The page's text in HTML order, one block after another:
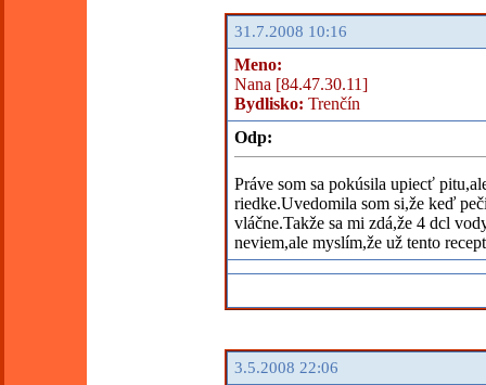
31.7.2008 10:16
Meno:
Nana [84.47.30.11]
Bydlisko: Trenčín
Odp:
Práve som sa pokúsila upiecť
riedke.Uvedomila som si,že keď
vláčne.Takže sa mi zdá,že 4 dcl
neviem,ale myslím,že už tento
3.5.2008 22:06